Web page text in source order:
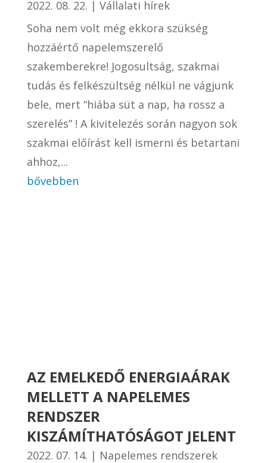
2022. 08. 22. | Vállalati hírek
Soha nem volt még ekkora szükség
hozzáértő napelemszerelő
szakemberekre! Jogosultság, szakmai
tudás és felkészültség nélkül ne vágjunk
bele, mert “hiába süt a nap, ha rossz a
szerelés” ! A kivitelezés során nagyon sok
szakmai előírást kell ismerni és betartani
ahhoz,...
bővebben
AZ EMELKEDŐ ENERGIAÁRAK
MELLETT A NAPELEMES
RENDSZER
KISZÁMÍTHATÓSÁGOT JELENT
2022. 07. 14. | Napelemes rendszerek